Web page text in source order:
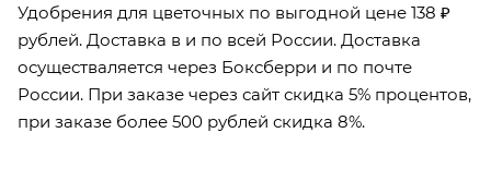
Удобрения для цветочных по выгодной цене 138 ₽
рублей. Доставка в и по всей России. Доставка
осуществаляется через Боксберри и по почте
России. При заказе через сайт скидка 5% процентов,
при заказе более 500 рублей скидка 8%.